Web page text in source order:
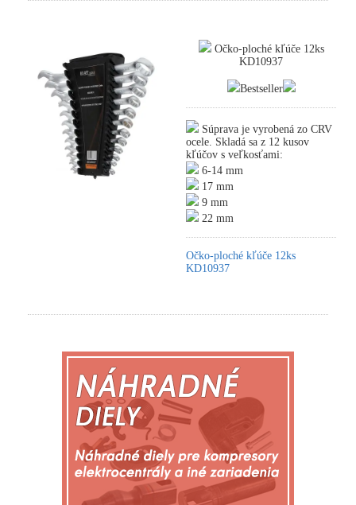
Očko-ploché kľúče 12ks
KD10937
Bestseller
Súprava je vyrobená zo CRV
ocele. Skladá sa z 12 kusov
kľúčov s veľkosťami:
6-14 mm
17 mm
9 mm
22 mm
Očko-ploché kľúče 12ks
KD10937